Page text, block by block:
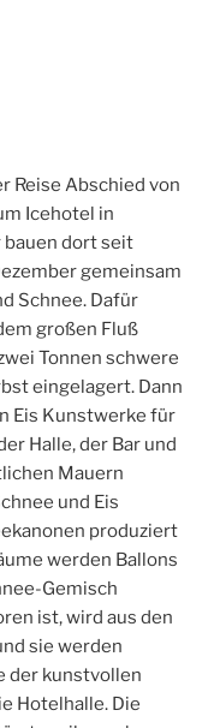
Reise Abschied von
Icehotel in
bauen dort seit
gemeinsam
Schnee. Dafür
großen Fluß
Tonnen schwere
eingelagert. Dann
Eis Kunstwerke für
Halle, der Bar und
Mauern
und Eis
produziert
werden Ballons
Gemisch
ist, wird aus den
sie werden
der kunstvollen
Hotelhalle. Die